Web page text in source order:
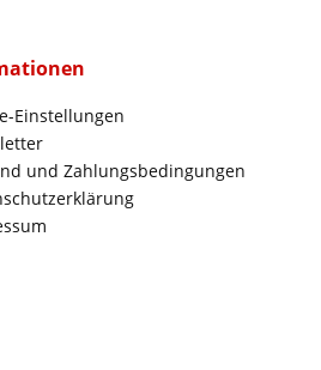
Einstellungen
und Zahlungsbedingungen